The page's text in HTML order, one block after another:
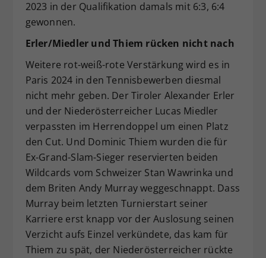
2023 in der Qualifikation damals mit 6:3, 6:4
gewonnen.
Erler/Miedler und Thiem rücken nicht nach
Weitere rot-weiß-rote Verstärkung wird es in
Paris 2024 in den Tennisbewerben diesmal
nicht mehr geben. Der Tiroler Alexander Erler
und der Niederösterreicher Lucas Miedler
verpassten im Herrendoppel um einen Platz
den Cut. Und Dominic Thiem wurden die für
Ex-Grand-Slam-Sieger reservierten beiden
Wildcards vom Schweizer Stan Wawrinka und
dem Briten Andy Murray weggeschnappt. Dass
Murray beim letzten Turnierstart seiner
Karriere erst knapp vor der Auslosung seinen
Verzicht aufs Einzel verkündete, das kam für
Thiem zu spät, der Niederösterreicher rückte